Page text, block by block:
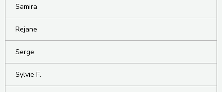
Samira
Rejane
Serge
Sylvie F.